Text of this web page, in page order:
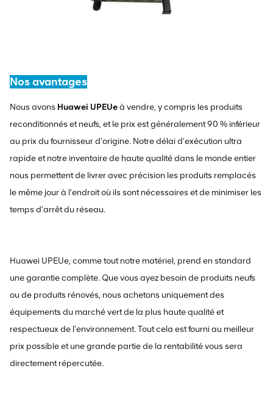
Nos avantages
Nous avons Huawei UPEUeà vendre, y compris les produits
reconditionnés et neufs, et le prix est généralement 90 % inférieur
au prix du fournisseur d'origine. Notre délai d'exécution ultra
rapide et notre inventaire de haute qualité dans le monde entier
nous permettent de livrer avec précision les produits remplacés
le même jour à l'endroit où ils sont nécessaires et de minimiser les
temps d'arrêt du réseau.
Huawei UPEUe, comme tout notre matériel, prend en standard
une garantie complète. Que vous ayez besoin de produits neufs
ou de produits rénovés, nous achetons uniquement des
équipements du marché vert de la plus haute qualité et
respectueux de l'environnement. Tout cela est fourni au meilleur
prix possible et une grande partie de la rentabilité vous sera
directement répercutée.